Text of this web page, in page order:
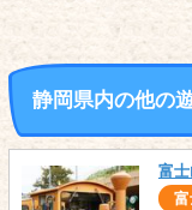
静岡県内の他の
富
富